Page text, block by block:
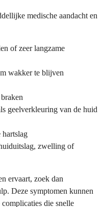
medische aandacht en
of zeer langzame
wakker te blijven
geelverkleuring van de huid
zwelling of
ervaart, zoek dan
Deze symptomen kunnen
die snelle